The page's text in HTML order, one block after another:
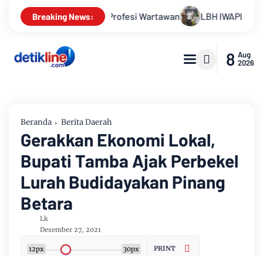
Breaking News:
Wartawan LBH IWAPI Serukan Pengawalan Kasus Ko
8 Aug
2026
Beranda Berita Daerah
Gerakkan Ekonomi Lokal,
Bupati Tamba Ajak Perbekel
Lurah Budidayakan Pinang
Betara
Lk
Desember 27, 2021
12px 30px PRINT